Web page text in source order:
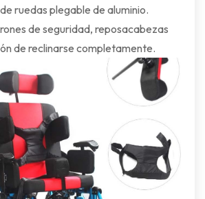
de ruedas plegable de aluminio.
de seguridad, reposacabezas
de reclinarse completamente.